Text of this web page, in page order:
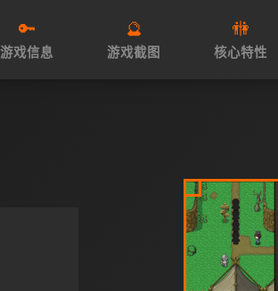
🔑
游戏信息
🔮
游戏截图
🚻
核心特性